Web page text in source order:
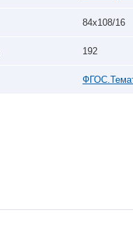
84х108/16
192